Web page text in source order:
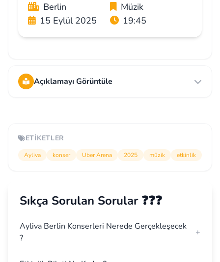
Berlin
Müzik
15 Eylül 2025
19:45
Açıklamayı Görüntüle
ETIKETLER
Ayliva konser Uber Arena 2025 müzik etkinlik
Sıkça Sorulan Sorular ❓❓❓
Ayliva Berlin Konserleri Nerede Gerçekleşecek
?
+